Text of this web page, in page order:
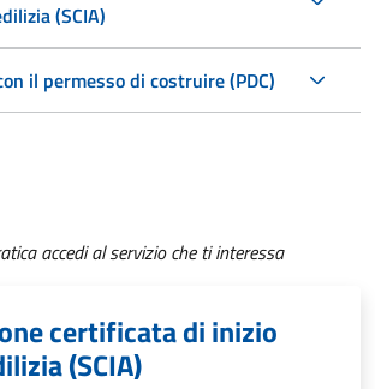
(SCIA)
il permesso di costruire (PDC)
accedi al servizio che ti interessa
certificata di inizio
(SCIA)